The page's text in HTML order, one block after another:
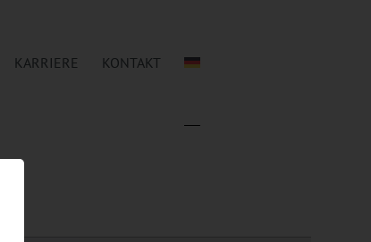
KARRIERE KONTAKT